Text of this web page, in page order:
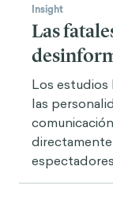
Insight
Las
Los estudios
las